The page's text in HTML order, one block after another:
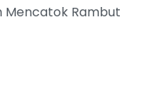
Mencatok Rambut